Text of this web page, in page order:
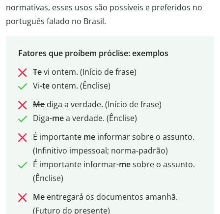
normativas, esses usos são possíveis e preferidos no
português falado no Brasil.
Fatores que proíbem próclise: exemplos
Tevi ontem. (Início de frase)
Vi-teontem. (Ênclise)
Me diga a verdade. (Início de frase)
Diga-mea verdade. (Ênclise)
É importantemeinformar sobre o assunto.
(Infinitivo impessoal; norma-padrão)
É importante informar-mesobre o assunto.
(Ênclise)
Meentregará os documentos amanhã.
(Futuro do presente)